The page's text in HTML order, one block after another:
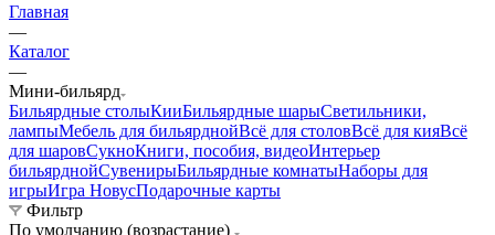
Главная
—
Каталог
—
Мини-бильярд
Бильярдные столыКииБильярдные шарыСветильники,
лампыМебель для бильярднойВсё для столовВсё для кияВсё
для шаровСукноКниги, пособия, видеоИнтерьер
бильярднойСувенирыБильярдные комнатыНаборы для
игрыИгра НовусПодарочные карты
Фильтр
По умолчанию (возрастание)